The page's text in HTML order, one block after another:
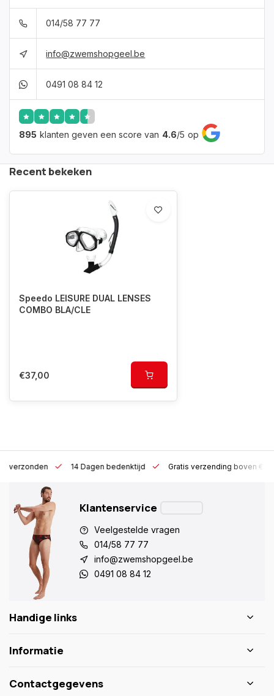
014/58 77 77
info@zwemshopgeel.be
0491 08 84 12
895 klanten geven een score van 4.6/5 op
Recent bekeken
Speedo LEISURE DUAL LENSES
COMBO BLA/CLE
€37,00
h verzonden 14 Dagen bedenktijd Gratis verzending boven
Klantenservice
Veelgestelde vragen
014/58 77 77
info@zwemshopgeel.be
0491 08 84 12
Handige links
Informatie
Contactgegevens